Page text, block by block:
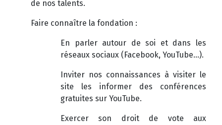
de nos talents.
Faire connaître la fondation :
En parler autour de soi et dans les
réseaux sociaux (Facebook, YouTube…).
Inviter nos connaissances à visiter le
site les informer des conférences
gratuites sur YouTube.
Exercer son droit de vote aux